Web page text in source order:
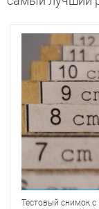
Тестовый снимок с